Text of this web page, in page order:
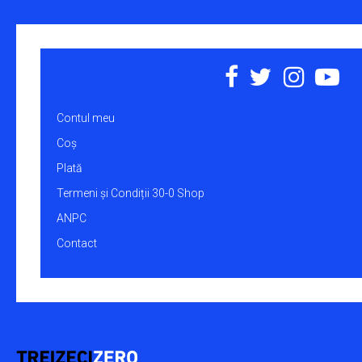
Contul meu
Coș
Plată
Termeni și Condiții 30-0 Shop
ANPC
Contact